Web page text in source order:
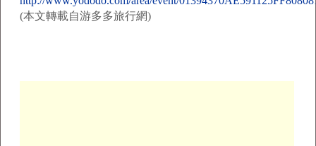
(本文轉載自游多多旅行網)